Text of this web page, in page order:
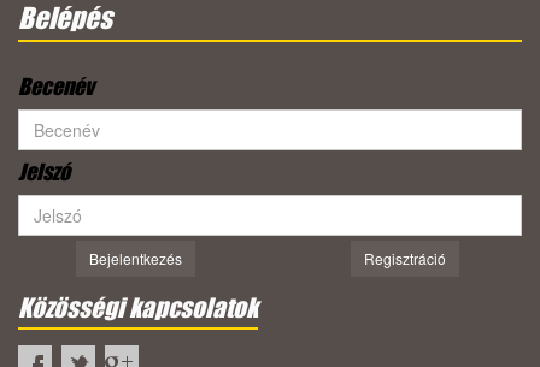
Belépés
Becenév
Jelszó
Bejelentkezés Regisztráció
Közösségi kapcsolatok